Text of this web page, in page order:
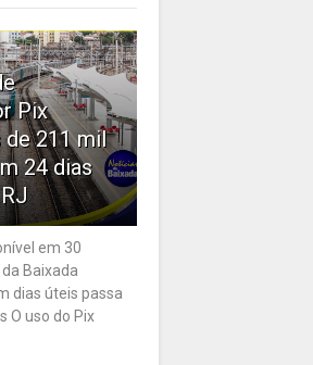
Pix
de 211 mil
24 dias
em 30
Baixada
dias úteis passa
O uso do Pix